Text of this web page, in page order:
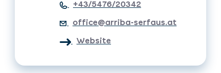
+43/5476/20342
office@arriba-serfaus.at
Website